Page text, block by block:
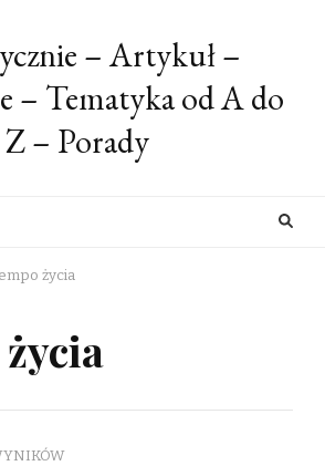
– Artykuł –
– Tematyka od A do
Z – Porady
życia